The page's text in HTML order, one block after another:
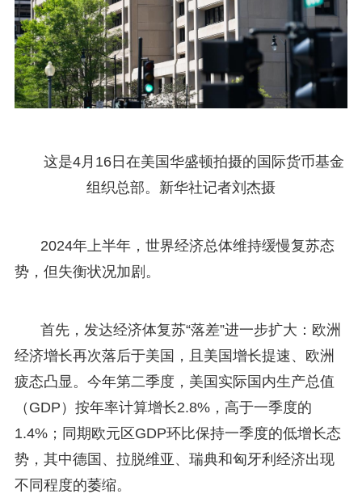
这是4月16日在美国华盛顿拍摄的国际货币基金
组织总部。新华社记者刘杰摄
2024年上半年，世界经济总体维持缓慢复苏态
势，但失衡状况加剧。
首先，发达经济体复苏“落差”进一步扩大：欧洲
经济增长再次落后于美国，且美国增长提速、欧洲
疲态凸显。今年第二季度，美国实际国内生产总值
（GDP）按年率计算增长2.8%，高于一季度的
1.4%；同期欧元区GDP环比保持一季度的低增长态
势，其中德国、拉脱维亚、瑞典和匈牙利经济出现
不同程度的萎缩。